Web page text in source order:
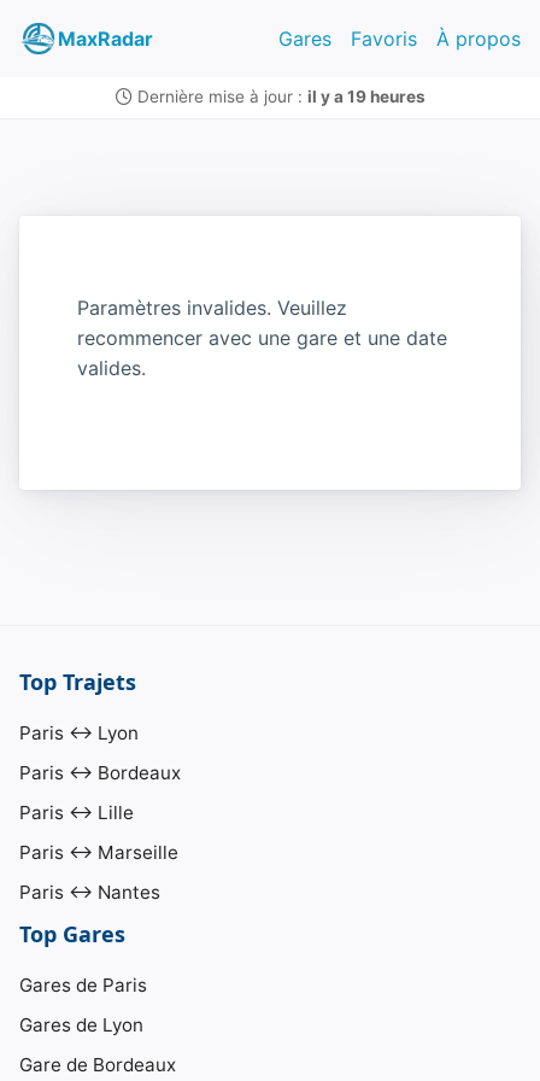
MaxRadar Gares Favoris À propos
Dernière mise à jour : il y a 19 heures
Paramètres invalides. Veuillez
recommencer avec une gare et une date
valides.
Top Trajets
Paris ↔ Lyon
Paris ↔ Bordeaux
Paris ↔ Lille
Paris ↔ Marseille
Paris ↔ Nantes
Top Gares
Gares de Paris
Gares de Lyon
Gare de Bordeaux